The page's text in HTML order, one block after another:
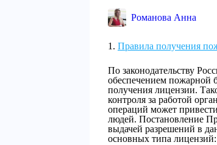
Романова Анна
Правила получения
По законодательству
обеспечением пожарной
получения лицензии.
контроля за работой
операций может
людей. Постановление
выдачей разрешений в
основных типа лицензий: